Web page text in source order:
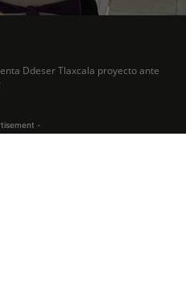
Ddeser Tlaxcala proyecto ante
-